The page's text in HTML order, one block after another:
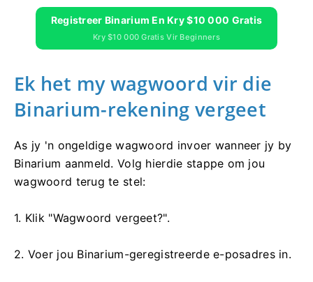
Registreer Binarium En Kry $10 000 Gratis
Kry $10 000 Gratis Vir Beginners
Ek het my wagwoord vir die
Binarium-rekening vergeet
As jy 'n ongeldige wagwoord invoer wanneer jy by
Binarium aanmeld. Volg hierdie stappe om jou
wagwoord terug te stel:
1. Klik "Wagwoord vergeet?".
2. Voer jou Binarium-geregistreerde e-posadres in.